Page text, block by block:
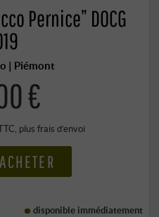
Pernice” DOCG
| Piémont
€
, plus frais d’envoi
ACHETER
disponible immédiatement